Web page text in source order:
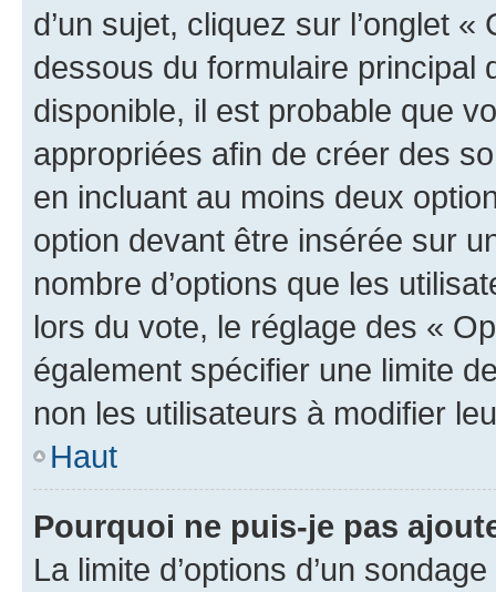
d’un sujet, cliquez sur l’onglet
dessous du formulaire principal
disponible, il est probable que
appropriées afin de créer des
en incluant au moins deux
option devant être insérée sur
nombre d’options que les
lors du vote, le réglage des «
également spécifier une limite
non les utilisateurs à modifier
Haut
Pourquoi ne puis-je pas
La limite d’options d’un